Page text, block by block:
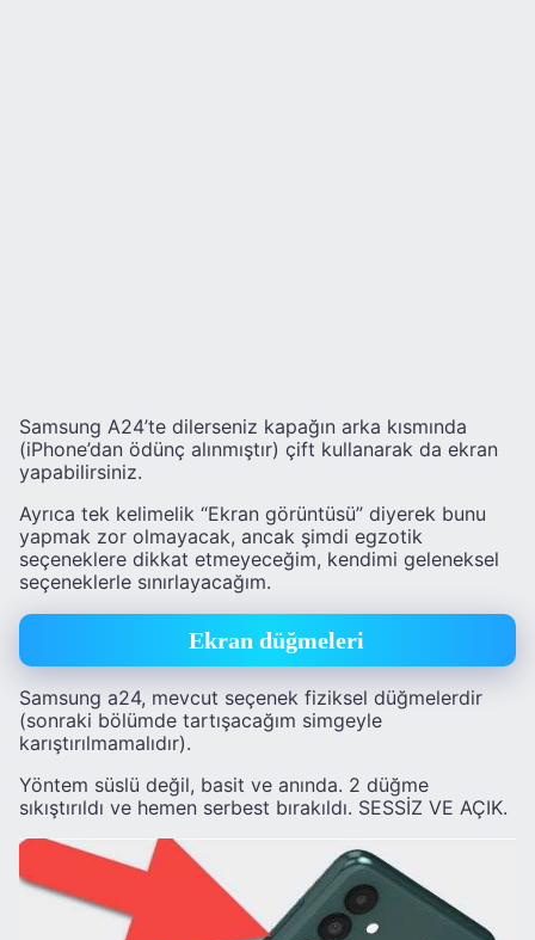
Samsung A24’te dilerseniz kapağın arka kısmında
(iPhone’dan ödünç alınmıştır) çift kullanarak da ekran
yapabilirsiniz.
Ayrıca tek kelimelik “Ekran görüntüsü” diyerek bunu
yapmak zor olmayacak, ancak şimdi egzotik
seçeneklere dikkat etmeyeceğim, kendimi geleneksel
seçeneklerle sınırlayacağım.
Ekran düğmeleri
Samsung a24, mevcut seçenek fiziksel düğmelerdir
(sonraki bölümde tartışacağım simgeyle
karıştırılmamalıdır).
Yöntem süslü değil, basit ve anında. 2 düğme
sıkıştırıldı ve hemen serbest bırakıldı. SESSİZ VE AÇIK.